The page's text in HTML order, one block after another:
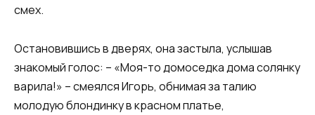
смех.
Остановившись в дверях, она застыла, услышав
знакомый голос: – «Моя-то домоседка дома солянку
варила!» – смеялся Игорь, обнимая за талию
молодую блондинку в красном платье,